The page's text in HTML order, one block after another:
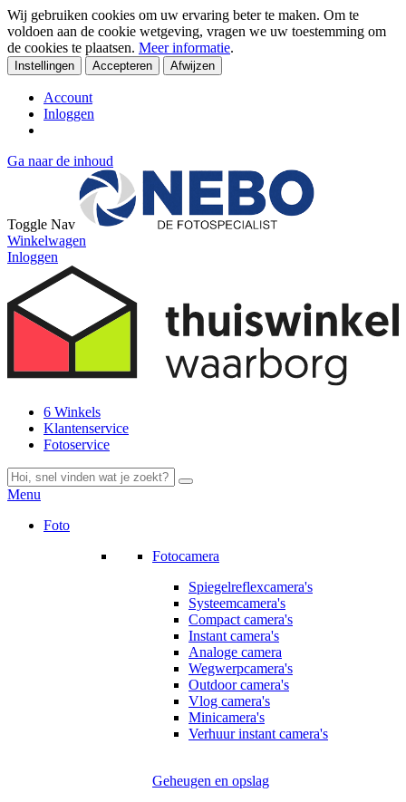
Wij gebruiken cookies om uw ervaring beter te maken. Om te
voldoen aan de cookie wetgeving, vragen we uw toestemming om
de cookies te plaatsen. Meer informatie.
Instellingen Accepteren Afwijzen
Account
Inloggen
Ga naar de inhoud
Toggle Nav
Winkelwagen
Inloggen
6 Winkels
Klantenservice
Fotoservice
Menu
Foto
Fotocamera
Spiegelreflexcamera's
Systeemcamera's
Compact camera's
Instant camera's
Analoge camera
Wegwerpcamera's
Outdoor camera's
Vlog camera's
Minicamera's
Verhuur instant camera's
Geheugen en opslag